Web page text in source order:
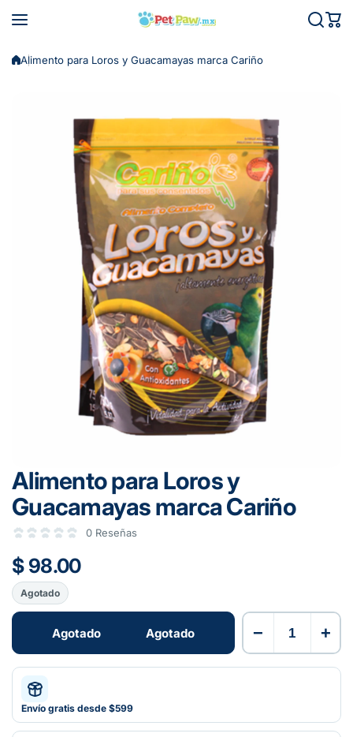
Alimento para Loros y Guacamayas marca Cariño
Alimento para Loros y
Guacamayas marca Cariño
0 Reseñas
$ 98.00
Agotado
Agotado Agotado − +
Envío gratis desde $599